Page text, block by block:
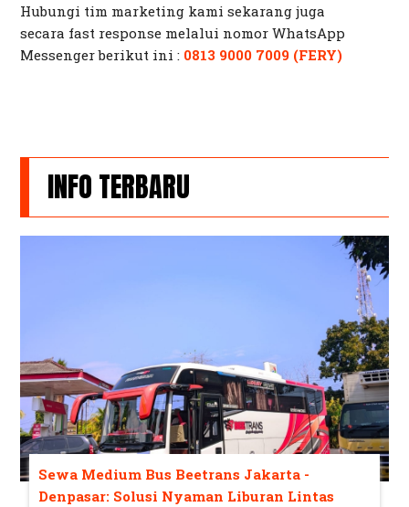
Hubungi tim marketing kami sekarang juga
secara fast response melalui nomorWhatsApp
Messengerberikut ini : 0813 9000 7009 (FERY)
INFO TERBARU
Sewa Medium Bus Beetrans Jakarta -
Denpasar: Solusi Nyaman Liburan Lintas